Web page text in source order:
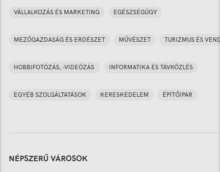
VÁLLALKOZÁS ÉS MARKETING EGÉSZSÉGÜGY
MEZŐGAZDASÁG ÉS ERDÉSZET MŰVÉSZET TURIZMUS ÉS
HOBBIFOTÓZÁS, -VIDEÓZÁS INFORMATIKA ÉS TÁVKÖZLÉS
EGYÉB SZOLGÁLTATÁSOK KERESKEDELEM ÉPÍTŐIPAR
NÉPSZERŰ VÁROSOK